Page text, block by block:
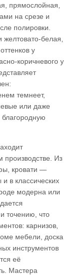
прямослойная,
на срезе и
полировки.
белая,
у
коричневого у
темнеет,
или даже
производстве. Из
кровати —
в классических
модерна или
точению, что
карнизов,
мебели, доска
инструментов
её
Мастера